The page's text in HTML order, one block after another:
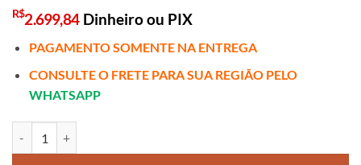
R$2.699,84 Dinheiro ou PIX
PAGAMENTO SOMENTE NA ENTREGA
CONSULTE O FRETE PARA SUA REGIÃO PELO
WHATSAPP